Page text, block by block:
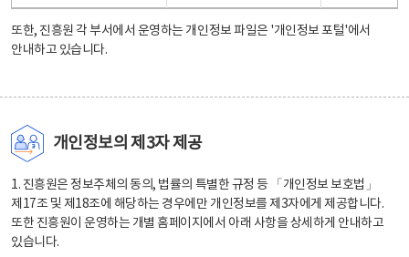
또한, 진흥원 각 부서에서 운영하는 개인정보 파일은 '개인정보 포털'에서
안내하고 있습니다.
개인정보의 제3자 제공
1. 진흥원은 정보주체의 동의, 법률의 특별한 규정 등 「개인정보 보호법」
제17조 및 제18조에 해당하는 경우에만 개인정보를 제3자에게 제공합니다.
또한 진흥원이 운영하는 개별 홈페이지에서 아래 사항을 상세하게 안내하고
있습니다.